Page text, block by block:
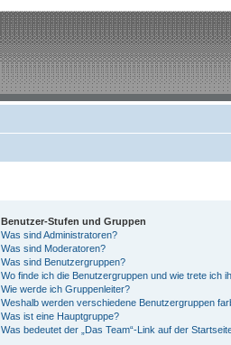
Benutzer-Stufen und Gruppen
Was sind Administratoren?
Was sind Moderatoren?
Was sind Benutzergruppen?
Wo finde ich die Benutzergruppen und wie trete ich
Wie werde ich Gruppenleiter?
Weshalb werden verschiedene Benutzergruppen
Was ist eine Hauptgruppe?
Was bedeutet der „Das Team“-Link auf der